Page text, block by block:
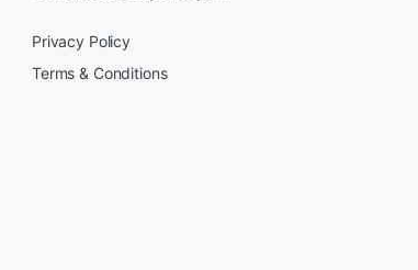
Privacy Policy
Terms & Conditions